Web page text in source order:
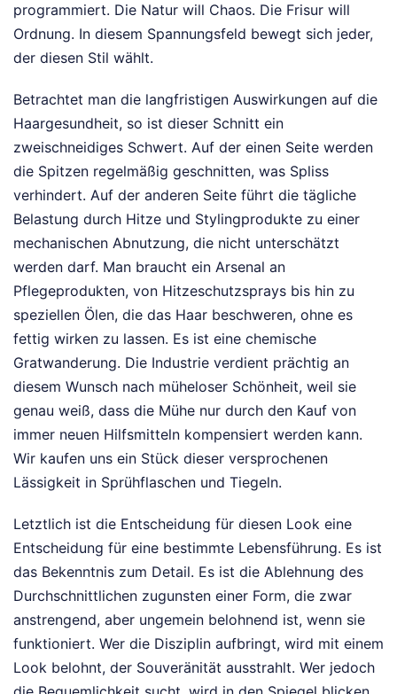
programmiert. Die Natur will Chaos. Die Frisur will
Ordnung. In diesem Spannungsfeld bewegt sich jeder,
der diesen Stil wählt.
Betrachtet man die langfristigen Auswirkungen auf die
Haargesundheit, so ist dieser Schnitt ein
zweischneidiges Schwert. Auf der einen Seite werden
die Spitzen regelmäßig geschnitten, was Spliss
verhindert. Auf der anderen Seite führt die tägliche
Belastung durch Hitze und Stylingprodukte zu einer
mechanischen Abnutzung, die nicht unterschätzt
werden darf. Man braucht ein Arsenal an
Pflegeprodukten, von Hitzeschutzsprays bis hin zu
speziellen Ölen, die das Haar beschweren, ohne es
fettig wirken zu lassen. Es ist eine chemische
Gratwanderung. Die Industrie verdient prächtig an
diesem Wunsch nach müheloser Schönheit, weil sie
genau weiß, dass die Mühe nur durch den Kauf von
immer neuen Hilfsmitteln kompensiert werden kann.
Wir kaufen uns ein Stück dieser versprochenen
Lässigkeit in Sprühflaschen und Tiegeln.
Letztlich ist die Entscheidung für diesen Look eine
Entscheidung für eine bestimmte Lebensführung. Es ist
das Bekenntnis zum Detail. Es ist die Ablehnung des
Durchschnittlichen zugunsten einer Form, die zwar
anstrengend, aber ungemein belohnend ist, wenn sie
funktioniert. Wer die Disziplin aufbringt, wird mit einem
Look belohnt, der Souveränität ausstrahlt. Wer jedoch